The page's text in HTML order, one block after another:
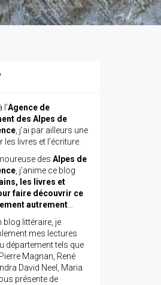
Agence de
des Alpes de
, j’ai par ailleurs une
livres et l’écriture.
des Alpes de
, j’anime ce blog
les livres et
faire découvrir ce
autrement…
blog littéraire, je
mes lectures
département tels que
Magnan, René
David Neel, Maria
présente de